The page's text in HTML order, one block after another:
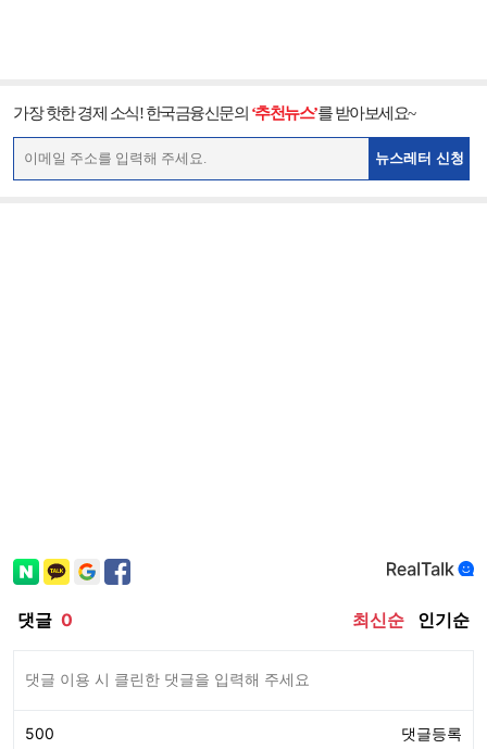
가장 핫한 경제 소식! 한국금융신문의 ‘추천뉴스’를 받아보세요~
뉴스레터 신청